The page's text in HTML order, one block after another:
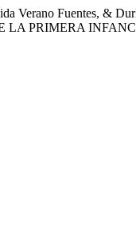
Verano Fuentes, &
LA PRIMERA